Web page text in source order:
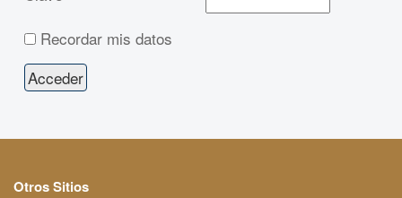
Recordar mis datos
Otros Sitios